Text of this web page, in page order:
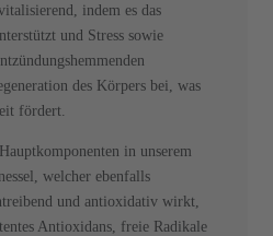
indem es das
und Stress sowie
des Körpers bei, was
fördert.
in unserem
welcher ebenfalls
und antioxidativ wirkt,
Antioxidans, freie Radikale